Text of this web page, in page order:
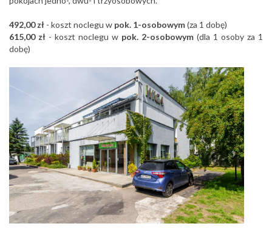
492,00 zł - koszt noclegu w pok. 1-osobowym(za 1 dobę)
615,00 zł - koszt noclegu w pok. 2-osobowym (dla 1 osoby za 1
dobę)